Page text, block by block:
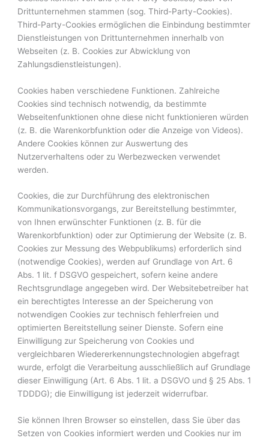
Drittunternehmen stammen (sog. Third-Party-Cookies).
Third-Party-Cookies ermöglichen die Einbindung bestimmter
Dienstleistungen von Drittunternehmen innerhalb von
Webseiten (z. B. Cookies zur Abwicklung von
Zahlungsdienstleistungen).
Cookies haben verschiedene Funktionen. Zahlreiche
Cookies sind technisch notwendig, da bestimmte
Webseitenfunktionen ohne diese nicht funktionieren würden
(z. B. die Warenkorbfunktion oder die Anzeige von Videos).
Andere Cookies können zur Auswertung des
Nutzerverhaltens oder zu Werbezwecken verwendet
werden.
Cookies, die zur Durchführung des elektronischen
Kommunikationsvorgangs, zur Bereitstellung bestimmter,
von Ihnen erwünschter Funktionen (z. B. für die
Warenkorbfunktion) oder zur Optimierung der Website (z. B.
Cookies zur Messung des Webpublikums) erforderlich sind
(notwendige Cookies), werden auf Grundlage von Art. 6
Abs. 1 lit. f DSGVO gespeichert, sofern keine andere
Rechtsgrundlage angegeben wird. Der Websitebetreiber hat
ein berechtigtes Interesse an der Speicherung von
notwendigen Cookies zur technisch fehlerfreien und
optimierten Bereitstellung seiner Dienste. Sofern eine
Einwilligung zur Speicherung von Cookies und
vergleichbaren Wiedererkennungstechnologien abgefragt
wurde, erfolgt die Verarbeitung ausschließlich auf Grundlage
dieser Einwilligung (Art. 6 Abs. 1 lit. a DSGVO und § 25 Abs. 1
TDDDG); die Einwilligung ist jederzeit widerrufbar.
Sie können Ihren Browser so einstellen, dass Sie über das
Setzen von Cookies informiert werden und Cookies nur im